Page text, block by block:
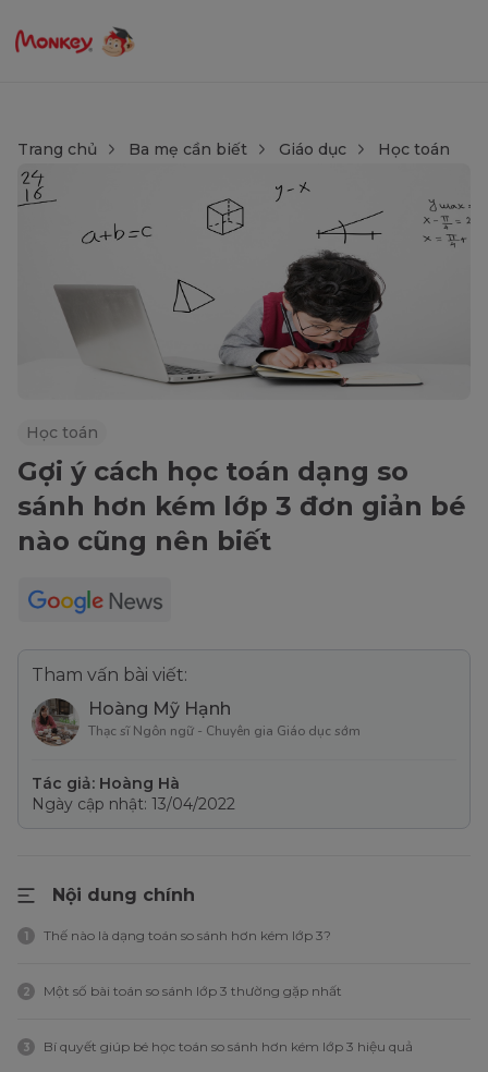
Trang chủ Ba mẹ cần biết Giáo dục Học toán
Học toán
Gợi ý cách học toán dạng so
sánh hơn kém lớp 3 đơn giản bé
nào cũng nên biết
Tham vấn bài viết:
Hoàng Mỹ Hạnh
Thạc sĩ Ngôn ngữ - Chuyên gia Giáo dục sớm
Tác giả: Hoàng Hà
Ngày cập nhật: 13/04/2022
Nội dung chính
1 Thế nào là dạng toán so sánh hơn kém lớp 3?
2 Một số bài toán so sánh lớp 3 thường gặp nhất
3 Bí quyết giúp bé học toán so sánh hơn kém lớp 3 hiệu quả